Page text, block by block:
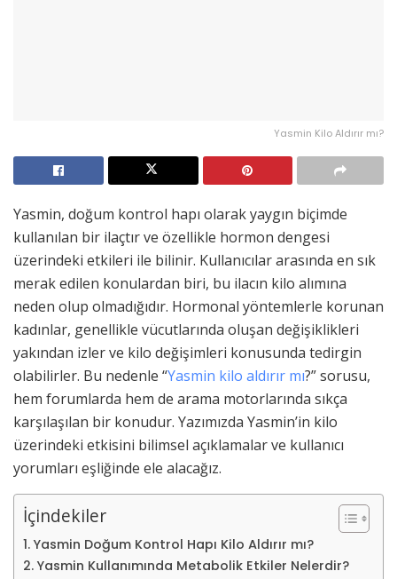
Yasmin Kilo Aldırır mı?
Yasmin, doğum kontrol hapı olarak yaygın biçimde
kullanılan bir ilaçtır ve özellikle hormon dengesi
üzerindeki etkileri ile bilinir. Kullanıcılar arasında en sık
merak edilen konulardan biri, bu ilacın kilo alımına
neden olup olmadığıdır. Hormonal yöntemlerle korunan
kadınlar, genellikle vücutlarında oluşan değişiklikleri
yakından izler ve kilo değişimleri konusunda tedirgin
olabilirler. Bu nedenle “Yasmin kilo aldırır mı?” sorusu,
hem forumlarda hem de arama motorlarında sıkça
karşılaşılan bir konudur. Yazımızda Yasmin’in kilo
üzerindeki etkisini bilimsel açıklamalar ve kullanıcı
yorumları eşliğinde ele alacağız.
İçindekiler
Yasmin Doğum Kontrol Hapı Kilo Aldırır mı?
Yasmin Kullanımında Metabolik Etkiler Nelerdir?